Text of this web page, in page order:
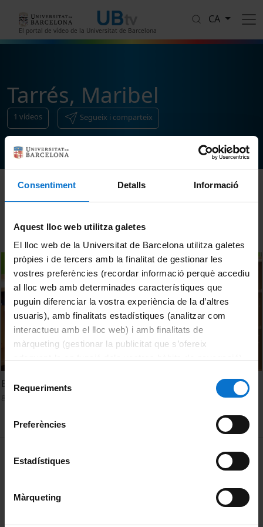
Consentiment Detalls Informació
Aquest lloc web utilitza galetes
El lloc web de la Universitat de Barcelona utilitza galetes
pròpies i de tercers amb la finalitat de gestionar les
vostres preferències (recordar informació perquè accediu
al lloc web amb determinades característiques que
puguin diferenciar la vostra experiència de la d’altres
usuaris), amb finalitats estadístiques (analitzar com
interactueu amb el lloc web) i amb finalitats de
màrqueting (gestionar la publicitat que s’ofereix
consultar laPolítica de galetes del lloc web de la
de Requeriments
Preferències
Estadístiques
Màrqueting
El portal de vídeo de la Universitat de Barcelona
CA
Tarrés, Maribel
1 vídeos Segueix i comparteix
Ordenar
Entrevista a la directora de l’IES Jaume Cabré (Terrassa)
MENÚ PEU 1
Privadesa i termes